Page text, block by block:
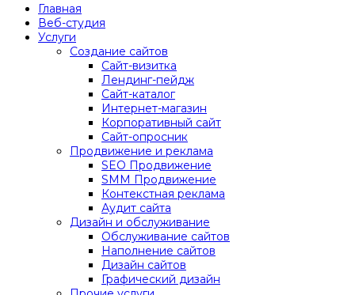
Главная
Веб-студия
Услуги
Создание сайтов
Сайт-визитка
Лендинг-пейдж
Сайт-каталог
Интернет-магазин
Корпоративный сайт
Сайт-опросник
Продвижение и реклама
SEO Продвижение
SMM Продвижение
Контекстная реклама
Аудит сайта
Дизайн и обслуживание
Обслуживание сайтов
Наполнение сайтов
Дизайн сайтов
Графический дизайн